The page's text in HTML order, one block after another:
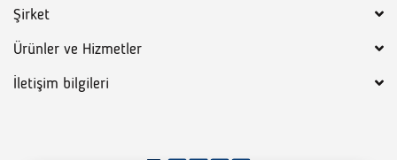
Şirket
Ürünler ve Hizmetler
İletişim bilgileri